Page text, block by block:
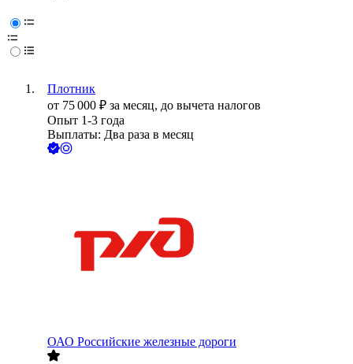
Плотник
от 75 000 ₽ за месяц, до вычета налогов
Опыт 1-3 года
Выплаты: Два раза в месяц
ОАО Российские железные дороги